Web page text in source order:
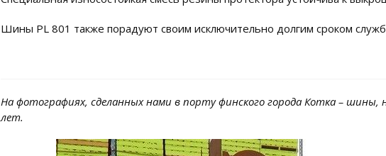
Шины PL 801 также порадуют своим исключительно долгим сроком
На фотографиях, сделанных нами в порту финского города Котка – шины,
лет.